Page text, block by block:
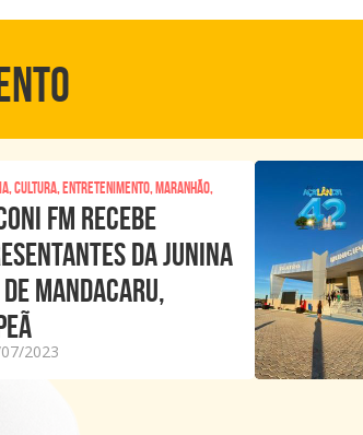
Cultura, Entretenimento, Maranhão,
FM RECEBE
DA JUNINA
MANDACARU,
2023